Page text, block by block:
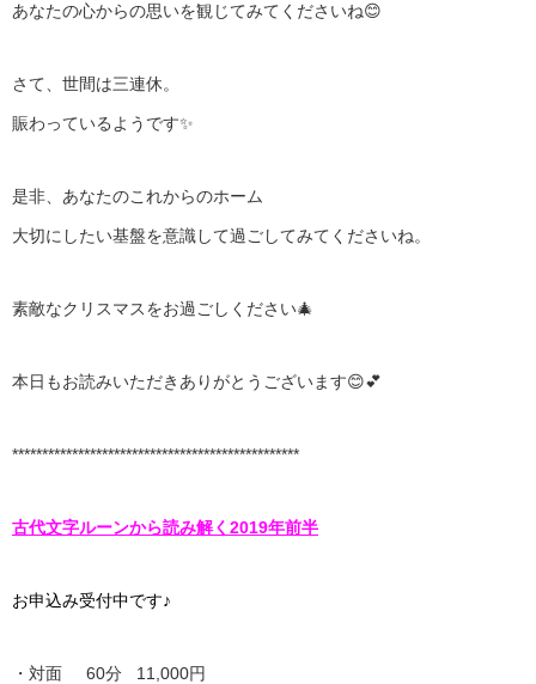
あなたの心からの思いを観じてみてくださいね😊
さて、世間は三連休。
賑わっているようです✨
是非、あなたのこれからのホーム
大切にしたい基盤を意識して過ごしてみてくださいね。
素敵なクリスマスをお過ごしください🎄
本日もお読みいただきありがとうございます😊💕
************************************************
古代文字ルーンから読み解く2019年前半
お申込み受付中です♪
・対面 60分 11,000円